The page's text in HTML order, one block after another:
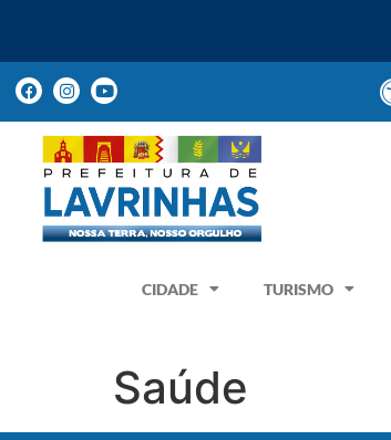
CIDADE TURISMO
Saúde